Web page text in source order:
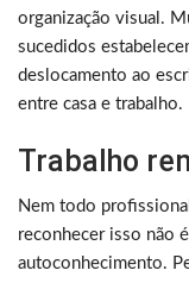
organização visual.
sucedidos
deslocamento ao
entre casa e trabalho.
Trabalho
Nem todo
reconhecer isso não
autoconhecimento.